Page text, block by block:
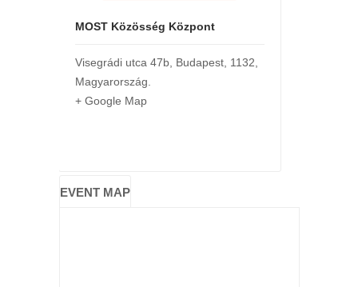
MOST Közösség Központ
Visegrádi utca 47b, Budapest, 1132
Magyarország
+ Google Map
EVENT MAP